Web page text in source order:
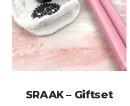
SRAAK – Giftset